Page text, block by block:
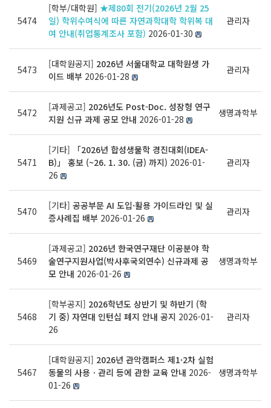
5474
[학부/대학원] ★제80회 전기(2026년 2월 25
일) 학위수여식에 따른 자연과학대학 학위복 대
여 안내(취업통계조사 포함) 2026-01-30
관리자
5473 [대학원공지] 2026년 서울대학교 대학원생 가
이드 배부 2026-01-28
관리자
5472 [과제공고] 2026년도 Post-Doc. 성장형 연구
지원 신규 과제 공모 안내 2026-01-28
생명과학부
5471
[기타]
「2026년 합성생물학 경진대회(IDEA-
B)」 홍보 (~26. 1. 30. (금) 까지) 2026-01-
26
관리자
5470 [기타] 공공부문 AI 도입·활용 가이드라인 및 실
증사례집 배부 2026-01-26
관리자
5469
[과제공고] 2026년 한국연구재단 이공분야 학
술연구지원사업(박사후국외연수) 신규과제 공
모 안내 2026-01-26
생명과학부
5468
[학부공지] 2026학년도 상반기 및 하반기 (학
기 중) 자연대 인턴십 폐지 안내 공지 2026-01-
26
관리자
5467
[대학원공지] 2026년 관악캠퍼스 제1·2차 실험
동물의 사용ㆍ관리 등에 관한 교육 안내 2026-
01-26
생명과학부